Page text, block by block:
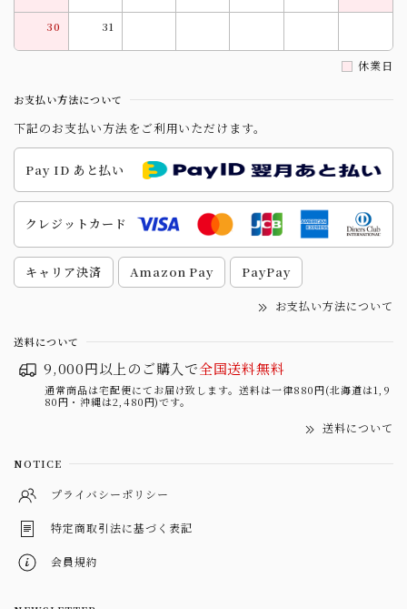
30 31
休業日
お支払い方法について
下記のお支払い方法をご利用いただけます。
Pay ID あと払い
クレジットカード
キャリア決済 Amazon Pay PayPay
お支払い方法について
送料について
9,000円以上のご購入で全国送料無料
通常商品は宅配便にてお届け致します。送料は一律880円(北海道は1,9
80円・沖縄は2,480円)です。
送料について
NOTICE
プライバシーポリシー
特定商取引法に基づく表記
会員規約